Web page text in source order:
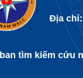
Địa chỉ:
tìm kiếm cứu